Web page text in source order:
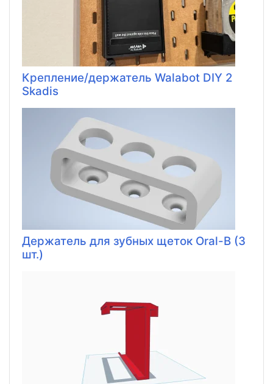
Крепление/держатель Walabot DIY 2
Skadis
Держатель для зубных щеток Oral-B (3
шт.)